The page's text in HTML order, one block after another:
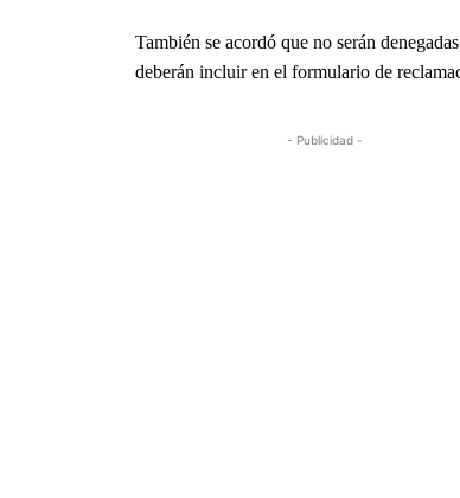
También se acordó que no serán
deberán incluir en el formulario de
- Publicidad -